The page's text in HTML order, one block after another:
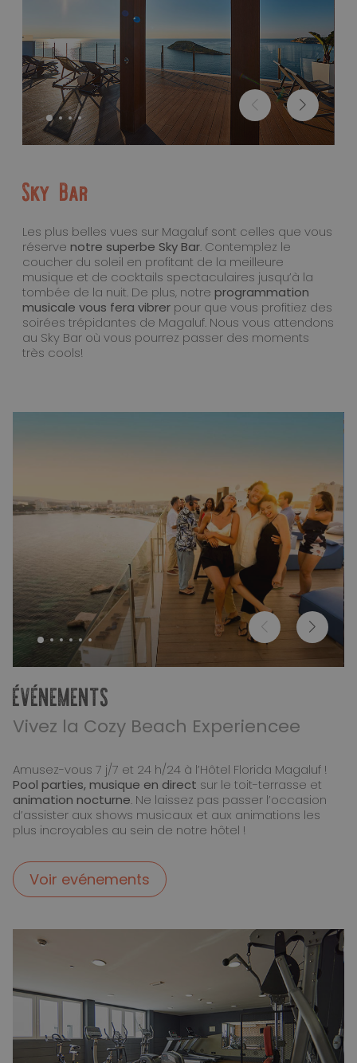
Sky Bar
Les plus belles vues sur Magaluf sont celles que vous
réserve notre superbe Sky Bar. Contemplez le
coucher du soleil en profitant de la meilleure
musique et de cocktails spectaculaires jusqu’à la
tombée de la nuit. De plus, notre programmation
musicale vous fera vibrer pour que vous profitiez des
soirées trépidantes de Magaluf. Nous vous attendons
au Sky Bar où vous pourrez passer des moments
très cools!
ÉVÉNEMENTS
Vivez la Cozy Beach Experiencee
Amusez-vous 7 j/7 et 24 h/24 à l’Hôtel Florida Magaluf !
Pool parties, musique en direct sur le toit-terrasse et
animation nocturne. Ne laissez pas passer l’occasion
d’assister aux shows musicaux et aux animations les
plus incroyables au sein de notre hôtel !
Voir evénements